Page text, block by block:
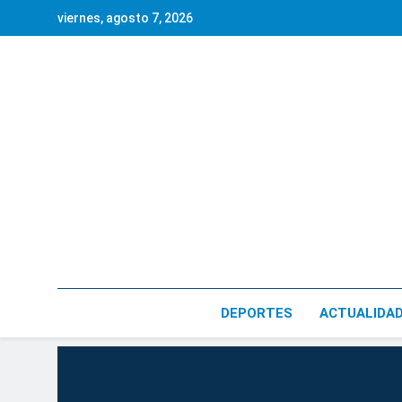
viernes, agosto 7, 2026
DEPORTES